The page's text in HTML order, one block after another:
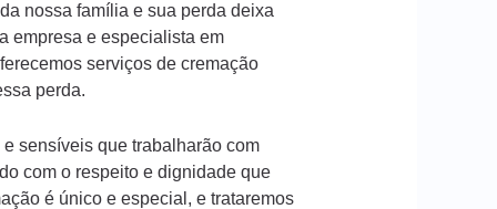
nossa família e sua perda deixa
empresa e especialista em
serviços de cremação
perda.
sensíveis que trabalharão com
com o respeito e dignidade que
é único e especial, e trataremos